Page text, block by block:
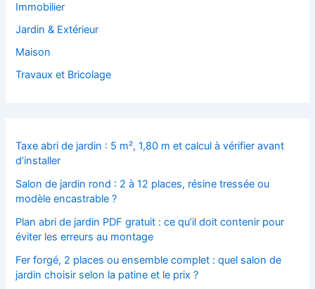
Immobilier
Jardin & Extérieur
Maison
Travaux et Bricolage
Taxe abri de jardin : 5 m², 1,80 m et calcul à vérifier avant
d’installer
Salon de jardin rond : 2 à 12 places, résine tressée ou
modèle encastrable ?
Plan abri de jardin PDF gratuit : ce qu’il doit contenir pour
éviter les erreurs au montage
Fer forgé, 2 places ou ensemble complet : quel salon de
jardin choisir selon la patine et le prix ?